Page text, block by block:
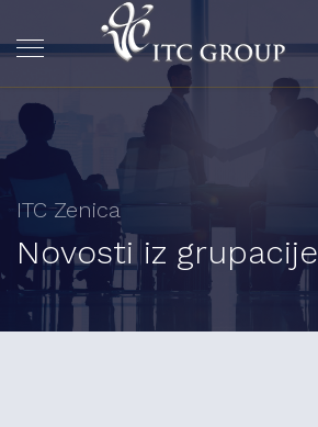
ITC Zenica
Novosti iz grupacije